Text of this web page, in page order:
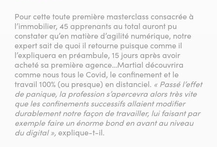
Pour cette toute première masterclass consacrée à
l’immobilier, 45 apprenants au total auront pu
constater qu’en matière d’agilité numérique, notre
expert sait de quoi il retourne puisque comme il
l’expliquera en préambule, 15 jours après avoir
acheté sa première agence…Martial découvrira
comme nous tous le Covid, le confinement et le
travail 100% (ou presque) en distanciel. « Passé l’effet
de panique, la profession s’apercevra alors très vite
que les confinements successifs allaient modifier
durablement notre façon de travailler, lui faisant par
exemple faire un énorme bond en avant au niveau
du digital », explique-t-il.